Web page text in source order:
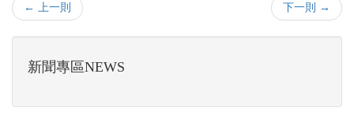
← 上一則 下一則 →
新聞專區NEWS